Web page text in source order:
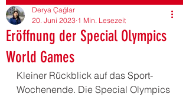
Eröffnung der Special Olympics
World Games
Derya Çağlar
20. Juni 2023 1 Min. Lesezeit
Kleiner Rückblick auf das Sport-
Wochenende. Die Special Olympics